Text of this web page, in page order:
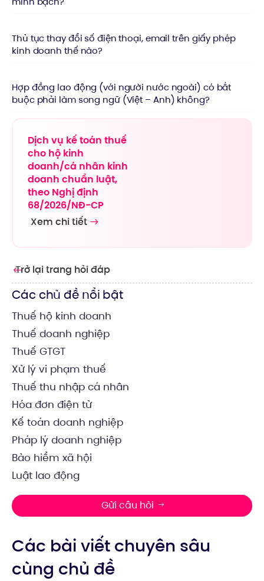
Trở lại trang hỏi đáp
Các chủ đề nổi bật
Thuế hộ kinh doanh
Thuế doanh nghiệp
Thuế GTGT
Xử lý vi phạm thuế
Thuế thu nhập cá nhân
Hóa đơn điện tử
Kế toán doanh nghiệp
Pháp lý doanh nghiệp
Bảo hiểm xã hội
Luật lao động
Gửi câu hỏi
Thủ tục thay đổi số điện thoại, email trên giấy phép
kinh doanh thế nào?
Hợp đồng lao động (với người nước ngoài) có bắt
buộc phải làm song ngữ (Việt – Anh) không?
Dịch vụ kế toán thuế
cho hộ kinh
doanh/cá nhân kinh
doanh chuẩn luật,
theo Nghị định
68/2026/NĐ-CP
Xem chi tiết
Các bài viết chuyên sâu
cùng chủ đề